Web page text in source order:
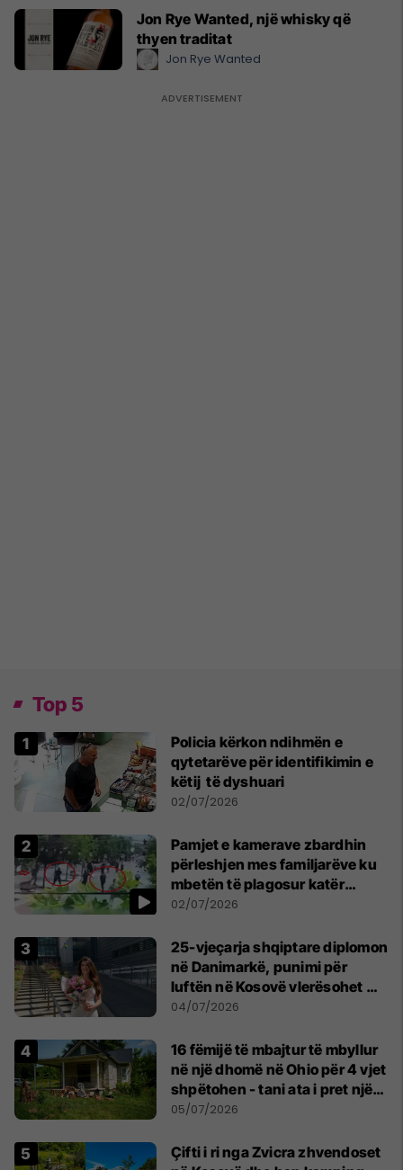
Jon Rye Wanted, një whisky që
thyen traditat
Jon Rye Wanted
Top 5
Policia kërkon ndihmën e
qytetarëve për identifikimin e
këtij të dyshuari
02/07/2026
Pamjet e kamerave zbardhin
përleshjen mes familjarëve ku
mbetën të plagosur katër
persona
02/07/2026
25-vjeçarja shqiptare diplomon
në Danimarkë, punimi për
luftën në Kosovë vlerësohet me
notën më të lartë
04/07/2026
16 fëmijë të mbajtur të mbyllur
në një dhomë në Ohio për 4 vjet
shpëtohen - tani ata i pret një
sfidë e madhe
05/07/2026
Çifti i ri nga Zvicra zhvendoset